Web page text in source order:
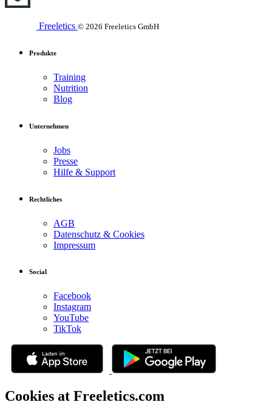
Freeletics © 2026 Freeletics GmbH
Produkte
Training
Nutrition
Blog
Unternehmen
Jobs
Presse
Hilfe & Support
Rechtliches
AGB
Datenschutz & Cookies
Impressum
Social
Facebook
Instagram
YouTube
TikTok
Cookies at Freeletics.com